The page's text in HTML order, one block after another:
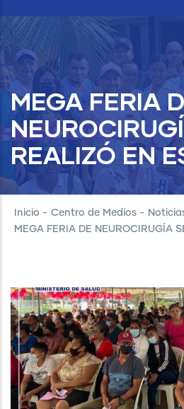
MEGA FERIA
REALIZÓ EN
Inicio - Centro de Medios -
MEGA FERIA DE NEUROCIRUGÍA